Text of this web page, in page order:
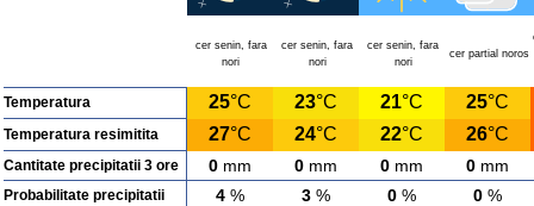
cer senin, fara
nori
cer senin, fara
nori
cer senin, fara
nori
cer partial noros
Temperatura 25°C 23°C 21°C 25°C
Temperatura resimitita 27°C 24°C 22°C 26°C
Cantitate precipitatii 3 ore 0 mm 0 mm 0 mm 0 mm
Probabilitate precipitatii 4 % 3 % 0 % 0 %